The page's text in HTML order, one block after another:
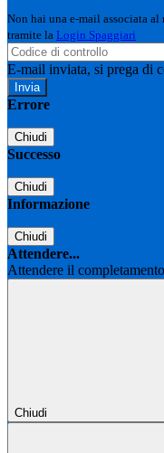
Non hai una e-mail associata
tramite la Login Spaggiari
E-mail inviata, si prega di
Errore
Chiudi
Successo
Chiudi
Informazione
Chiudi
Attendere...
Attendere il
Chiudi